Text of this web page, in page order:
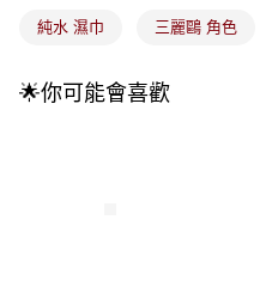
1.分期款項不併入電信帳單，「大
帳／街口支付／iPASS MONEY」等
7-11取貨付款
純水 濕巾 三麗鷗 角色
🌟你可能會喜歡